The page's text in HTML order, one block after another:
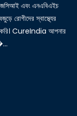
এবং এনএবিএইচ
রোগীদের স্বাস্থ্যের
করি। CureIndia আপনার